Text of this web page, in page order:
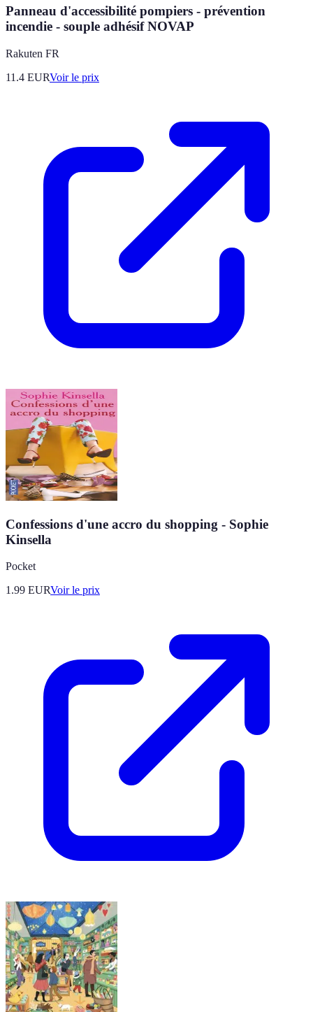
Panneau d'accessibilité pompiers - prévention
incendie - souple adhésif NOVAP
Rakuten FR
11.4 EURVoir le prix
Confessions d'une accro du shopping - Sophie
Kinsella
Pocket
1.99 EURVoir le prix